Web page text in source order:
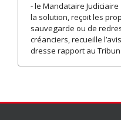
- le Mandataire
la solution, reçoit les
sauvegarde ou de
créanciers, recueille
dresse rapport au